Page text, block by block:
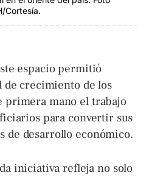
Cortesía.
espacio permitió
crecimiento de los
primera mano el trabajo
para convertir sus
de desarrollo económico.
iniciativa refleja no solo